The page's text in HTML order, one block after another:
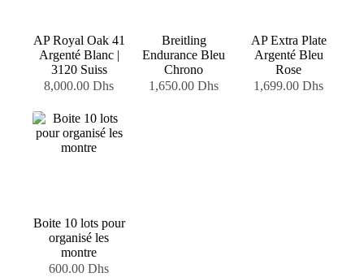
AP Royal Oak 41
Argenté Blanc |
3120 Suiss
8,000.00Dhs
Breitling
Endurance Bleu
Chrono
1,650.00Dhs
AP Extra Plate
Argenté Bleu
Rose
1,699.00Dhs
Boite 10 lots pour
organisé les
montre
600.00Dhs